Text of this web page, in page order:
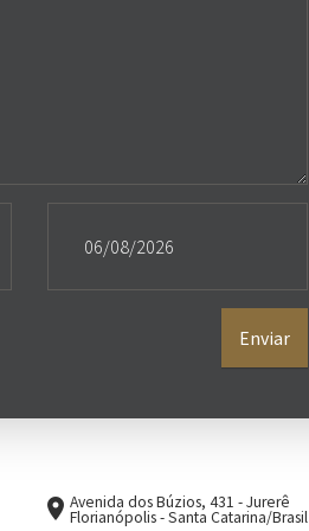
Enviar
place Avenida dos Búzios, 431 - Jurerê
Florianópolis - Santa Catarina/Brasil